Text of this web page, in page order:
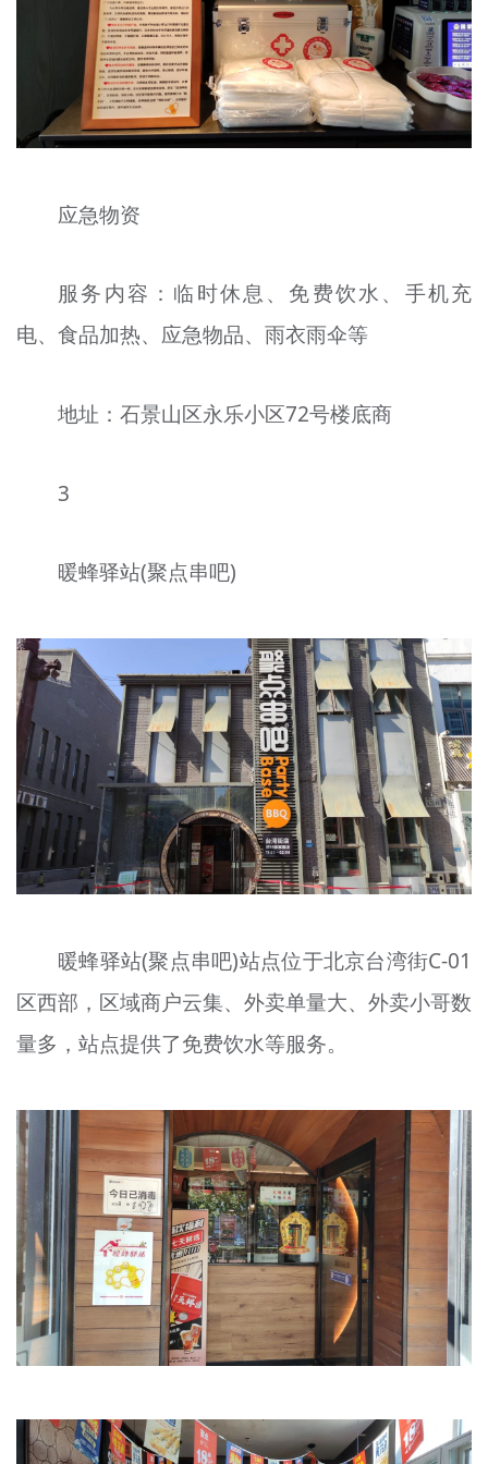
应急物资
服务内容：临时休息、免费饮水、手机充
电、食品加热、应急物品、雨衣雨伞等
地址：石景山区永乐小区72号楼底商
3
暖蜂驿站(聚点串吧)
暖蜂驿站(聚点串吧)站点位于北京台湾街C-01
区西部，区域商户云集、外卖单量大、外卖小哥数
量多，站点提供了免费饮水等服务。